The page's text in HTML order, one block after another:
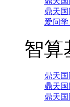
鼎天
爱问
智算
鼎天
鼎天
鼎天国